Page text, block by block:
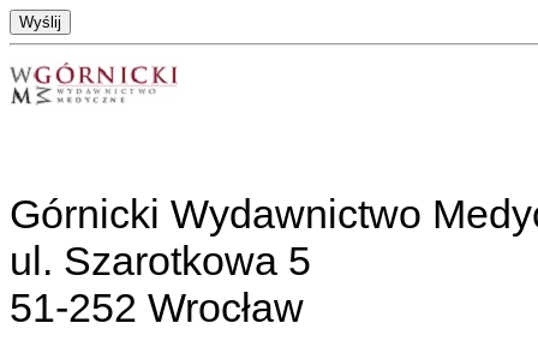
Górnicki Wydawnictwo
ul. Szarotkowa 5
51-252 Wrocław